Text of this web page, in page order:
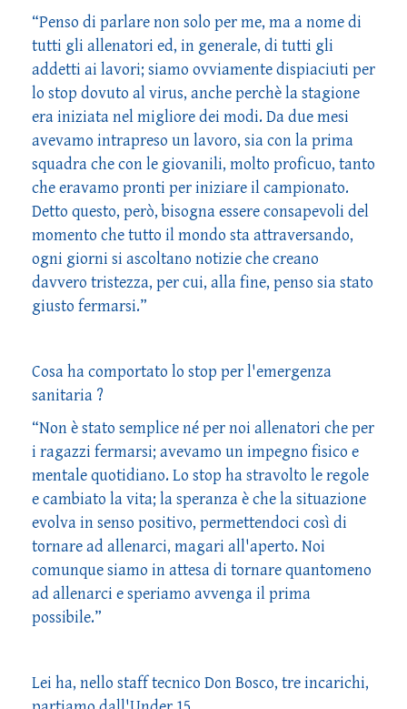
“Penso di parlare non solo per me, ma a nome di
tutti gli allenatori ed, in generale, di tutti gli
addetti ai lavori; siamo ovviamente dispiaciuti per
lo stop dovuto al virus, anche perchè la stagione
era iniziata nel migliore dei modi. Da due mesi
avevamo intrapreso un lavoro, sia con la prima
squadra che con le giovanili, molto proficuo, tanto
che eravamo pronti per iniziare il campionato.
Detto questo, però, bisogna essere consapevoli del
momento che tutto il mondo sta attraversando,
ogni giorni si ascoltano notizie che creano
davvero tristezza, per cui, alla fine, penso sia stato
giusto fermarsi.”
Cosa ha comportato lo stop per l'emergenza
sanitaria ?
“Non è stato semplice né per noi allenatori che per
i ragazzi fermarsi; avevamo un impegno fisico e
mentale quotidiano. Lo stop ha stravolto le regole
e cambiato la vita; la speranza è che la situazione
evolva in senso positivo, permettendoci così di
tornare ad allenarci, magari all'aperto. Noi
comunque siamo in attesa di tornare quantomeno
ad allenarci e speriamo avvenga il prima
possibile.”
Lei ha, nello staff tecnico Don Bosco, tre incarichi,